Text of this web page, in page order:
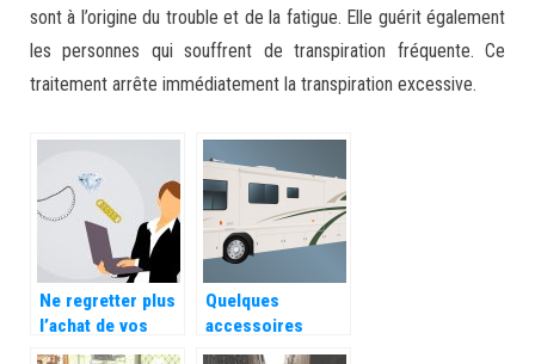
sont à l’origine du trouble et de la fatigue. Elle guérit également
les personnes qui souffrent de transpiration fréquente. Ce
traitement arrête immédiatement la transpiration excessive.
Ne regretter plus
l’achat de vos
bijoux en ligne!
Quelques
accessoires
utiles quand vous